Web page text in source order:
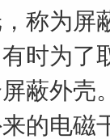
称为屏
时为了
蔽外壳
的电磁